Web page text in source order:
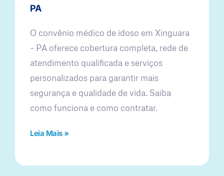
PA
O convênio médico de idoso em Xinguara
– PA oferece cobertura completa, rede de
atendimento qualificada e serviços
personalizados para garantir mais
segurança e qualidade de vida. Saiba
como funciona e como contratar.
Leia Mais »